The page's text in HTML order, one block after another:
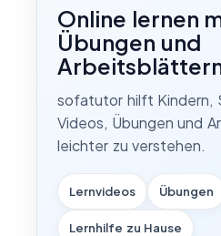
Online lernen
Übungen und
sofatutor hilft Kindern,
Videos, Übungen und
leichter zu verstehen.
Lernvideos Übungen
Lernhilfe zu Hause